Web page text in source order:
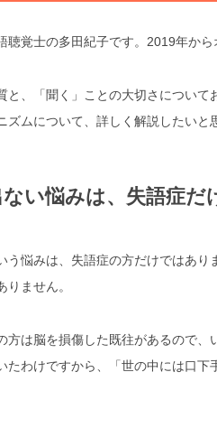
聴覚士の多田紀子です。2019年から
と、「聞く」ことの大切さについ
ズムについて、詳しく解説したいと
い悩みは、失語症だ
う悩みは、失語症の方だけではあ
りません。
方は脳を損傷した既往があるので
たわけですから、「世の中には口